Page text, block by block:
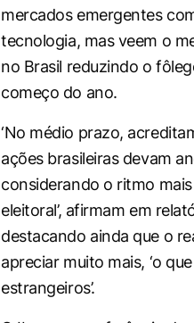
mercados emergentes
tecnologia, ‌mas veem o
no Brasil reduzindo o
começo do ano.
‘No médio prazo,
ações brasileiras devam
considerando o ritmo
eleitoral’, afirmam em
destacando ainda que o
apreciar muito mais, ‘o
estrangeiros’.